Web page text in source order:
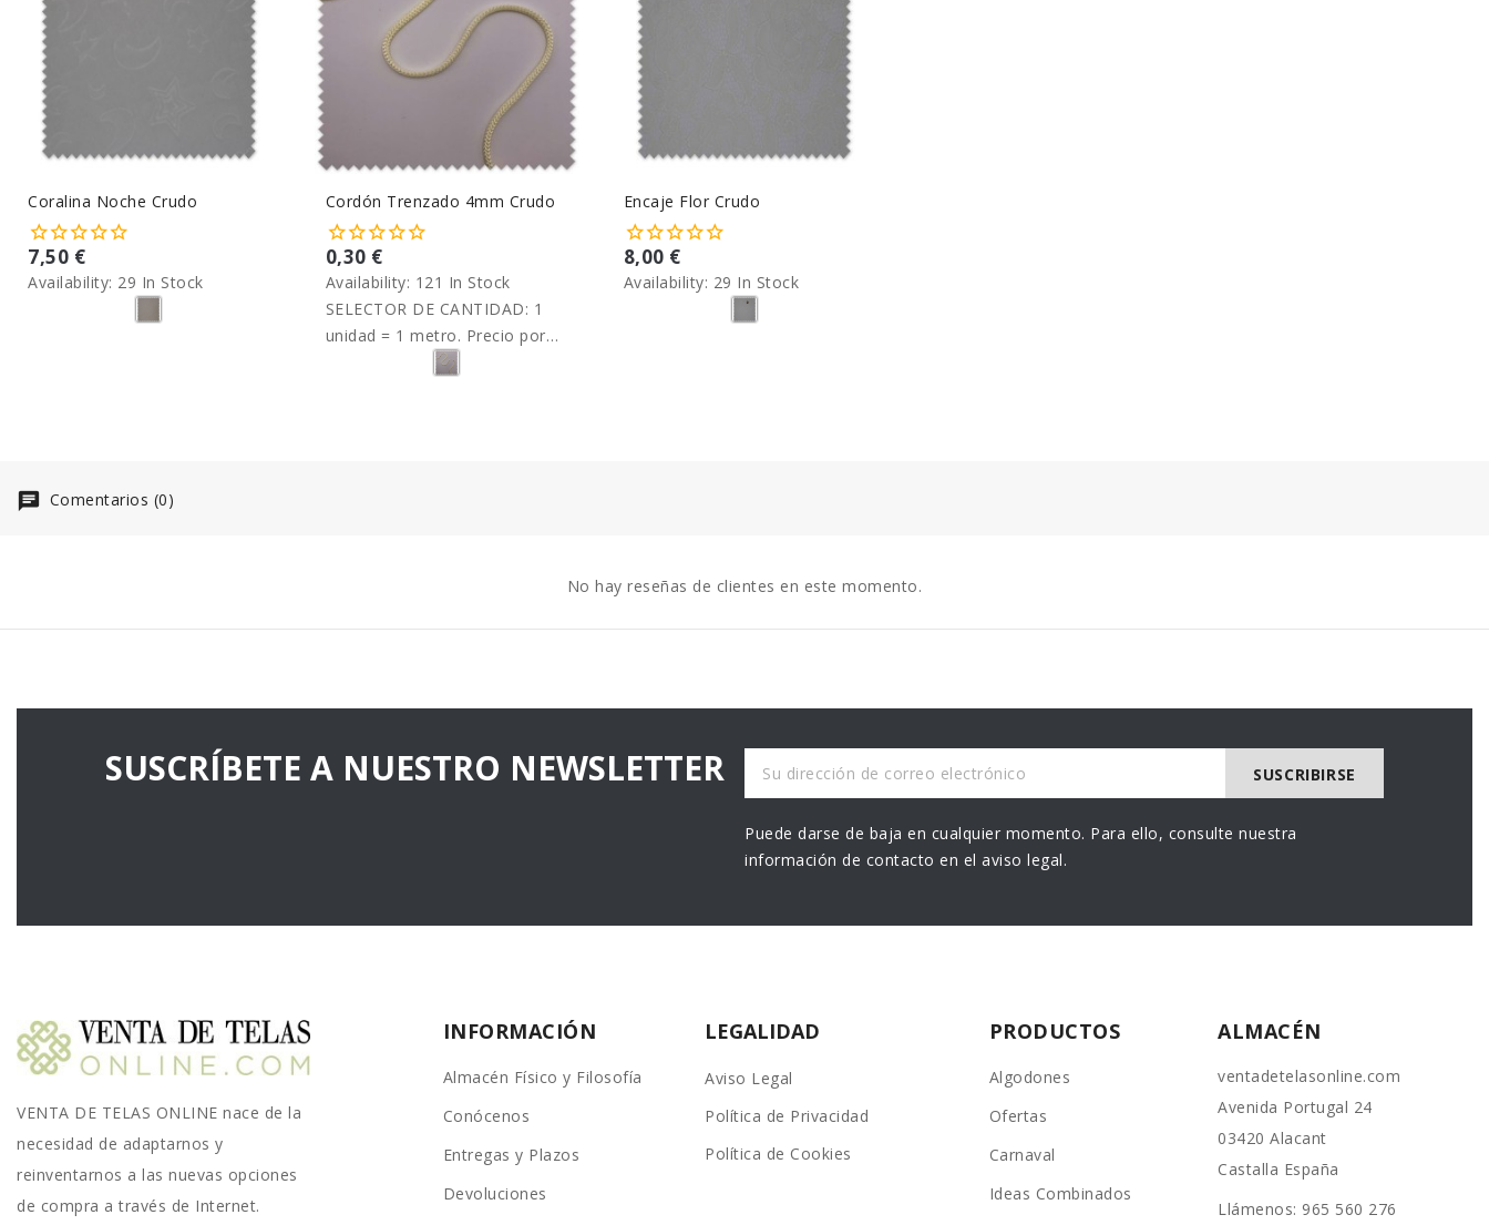
Coralina Noche Crudo
7,50 €
Availability: 29 In Stock
Cordón Trenzado 4mm Crudo
0,30 €
Availability: 121 In Stock
SELECTOR DE CANTIDAD: 1
unidad = 1 metro. Precio por
Encaje Flor Crudo
8,00 €
Availability: 29 In Stock
Comentarios (0)
No hay reseñas de clientes en este momento.
SUSCRÍBETE A NUESTRO NEWSLETTER
Puede darse de baja en cualquier momento. Para ello, consulte nuestra
información de contacto en el aviso legal.
VENTA DE TELAS ONLINE nace de la
necesidad de adaptarnos y
reinventarnos a las nuevas opciones
de compra a través de Internet.
INFORMACIÓN
Almacén Físico y Filosofía
Conócenos
Entregas y Plazos
Devoluciones
LEGALIDAD
Aviso Legal
Política de Privacidad
Política de Cookies
PRODUCTOS
Algodones
Ofertas
Carnaval
Ideas Combinados
ALMACÉN
ventadetelasonline.com
Avenida Portugal 24
03420 Alacant
Castalla España
Llámenos: 965 560 276